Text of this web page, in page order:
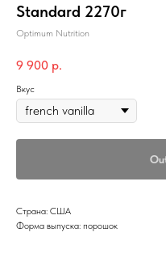
Standard 2270г
Optimum Nutrition
9 900 р.
Вкус
Страна: США
Форма выпуска: порошок